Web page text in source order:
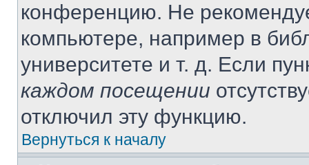
конференцию. Не
компьютере, например в
университете и т. д. Если
каждом посещении
отключил эту функцию.
Вернуться к началу